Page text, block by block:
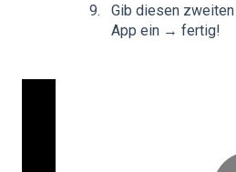
Gib diesen
App ein → fertig!